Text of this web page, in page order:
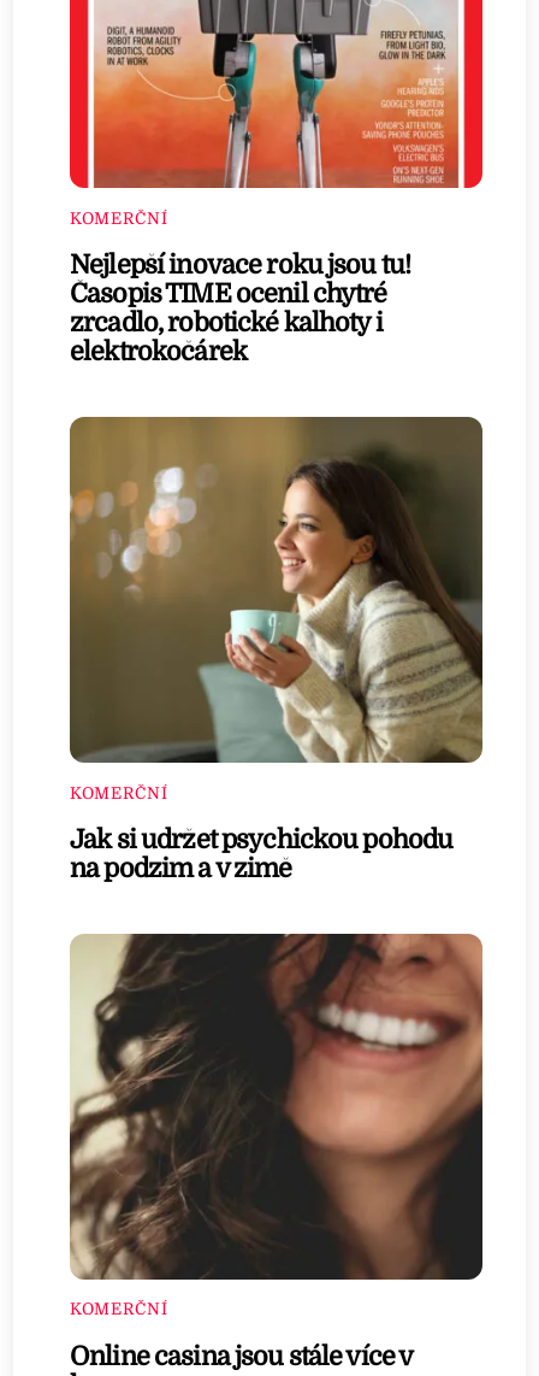
KOMERČNÍ
Nejlepší inovace roku jsou tu!
Časopis TIME ocenil chytré
zrcadlo, robotické kalhoty i
elektrokočárek
KOMERČNÍ
Jak si udržet psychickou pohodu
na podzim a v zimě
KOMERČNÍ
Online casina jsou stále více v